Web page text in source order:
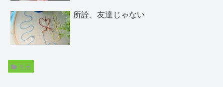
所詮、友達じゃない
生活